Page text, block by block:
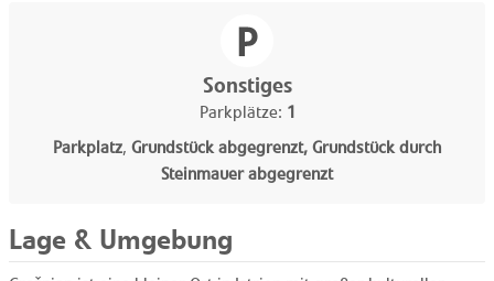
Sonstiges
Parkplätze: 1
Parkplatz, Grundstück abgegrenzt, Grundstück durch
Steinmauer abgegrenzt
Lage & Umgebung